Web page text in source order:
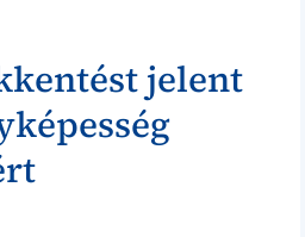
jelent